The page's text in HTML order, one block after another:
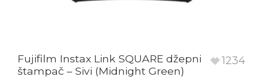
Fujifilm Instax Link SQUARE džepni
štampač – Sivi (Midnight Green)
1234